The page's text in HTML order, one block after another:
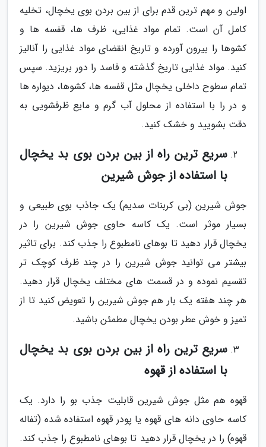
اولین و مهم ترین قدم برای از بین بردن بوی یخچال، تخلیه
کامل آن است. تمام مواد غذایی، ظرف ها، قفسه ها و
کشوها را بیرون آورده و تاریخ انقضای مواد غذایی را آنالیز
کنید. مواد غذایی تاریخ گذشته و فاسد را دور بریزید. سپس
تمام سطوح داخلی یخچال مثل قفسه ها، کشوها، دیواره ها
و در را با استفاده از محلول آب گرم و مایع ظرفشویی به
دقت بشویید و خشک کنید.
سریع ترین راه از بین بردن بوی بد یخچال
با استفاده از جوش شیرین
جوش شیرین (بی کربنات سدیم) یک جاذب بوی طبیعی و
بسیار موثر است. یک کاسه حاوی جوش شیرین را در
یخچال قرار دهید تا بوهای نامطبوع را جذب کند. برای تاثیر
بیشتر می توانید جوش شیرین را در چند ظرف کوچک تر
تقسیم نموده و در قسمت های مختلف یخچال قرار دهید.
هر چند هفته یک بار هم جوش شیرین را تعویض کنید تا از
تمیز و خوش عطر بودن یخچال مطمئن باشید.
سریع ترین راه از بین بردن بوی بد یخچال
با استفاده از قهوه
قهوه هم مثل جوش شیرین قابلیت جذب بو را دارد. یک
کاسه حاوی دانه های قهوه یا پودر قهوه استفاده شده (تفاله
قهوه) را در یخچال قرار دهید تا بوهای نامطبوع را جذب کند.